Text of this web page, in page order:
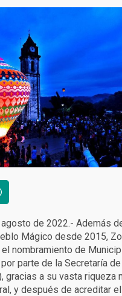
agosto de 2022.- Además
Mágico desde 2015,
nombramiento de
parte de la Secretaría
gracias a su vasta riqueza
y después de acreditar